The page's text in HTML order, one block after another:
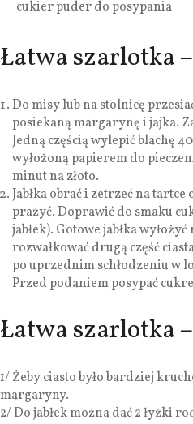
cukier puder do posypania
Łatwa szarlotka
Do misy lub na stolnicę
posiekaną margarynę i jajka.
Jedną częścią wylepić blachę
wyłożoną papierem do
minut na złoto.
Jabłka obrać i zetrzeć na
prażyć. Doprawić do smaku
jabłek). Gotowe jabłka
rozwałkować drugą część
po uprzednim schłodzeniu w
Przed podaniem posypać
Łatwa szarlotka
1/ Żeby ciasto było bardziej
margaryny.
2/ Do jabłek można dać 2 łyżki